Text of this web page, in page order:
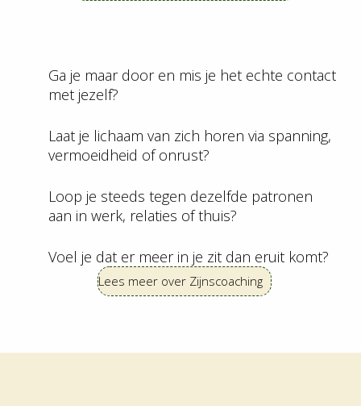
Ga je maar door en mis je het echte contact
met jezelf?
Laat je lichaam van zich horen via spanning,
vermoeidheid of onrust?
Loop je steeds tegen dezelfde patronen
aan in werk, relaties of thuis?
Voel je dat er meer in je zit dan eruit komt?
Lees meer over Zijnscoaching